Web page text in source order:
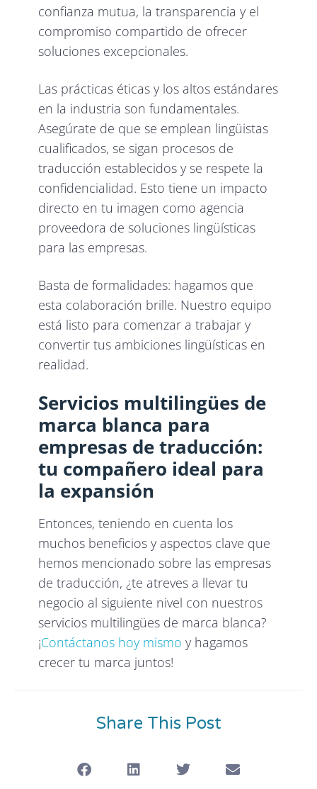
confianza mutua, la transparencia y el
compromiso compartido de ofrecer
soluciones excepcionales.
Las prácticas éticas y los altos estándares
en la industria son fundamentales.
Asegúrate de que se emplean lingüistas
cualificados, se sigan procesos de
traducción establecidos y se respete la
confidencialidad. Esto tiene un impacto
directo en tu imagen como agencia
proveedora de soluciones lingüísticas
para las empresas.
Basta de formalidades: hagamos que
esta colaboración brille. Nuestro equipo
está listo para comenzar a trabajar y
convertir tus ambiciones lingüísticas en
realidad.
Servicios multilingües de
marca blanca para
empresas de traducción:
tu compañero ideal para
la expansión
Entonces, teniendo en cuenta los
muchos beneficios y aspectos clave que
hemos mencionado sobre las empresas
de traducción, ¿te atreves a llevar tu
negocio al siguiente nivel con nuestros
servicios multilingües de marca blanca?
¡Contáctanos hoy mismo y hagamos
crecer tu marca juntos!
Share This Post